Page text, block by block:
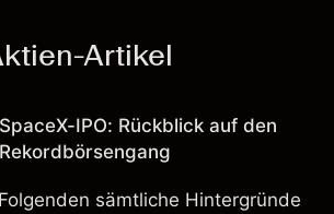
Artikel
SpaceX-IPO: Rückblick auf den
Rekordbörsengang
sämtliche Hintergründe